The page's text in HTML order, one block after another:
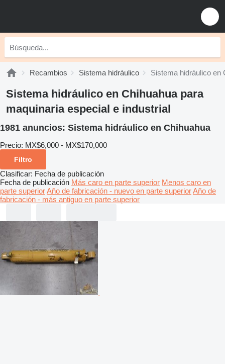
Recambios Sistema hidráulico Sistema hidráulico en
Sistema hidráulico en Chihuahua para
maquinaria especial e industrial
1981 anuncios: Sistema hidráulico en Chihuahua
Precio: MX$6,000 - MX$170,000
Filtro
Clasificar: Fecha de publicación
Fecha de publicación Más caro en parte superior Menos caro en
parte superiorAño de fabricación - nuevo en parte superiorAño de
fabricación - más antiguo en parte superior